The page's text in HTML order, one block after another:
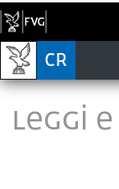
LEGGI